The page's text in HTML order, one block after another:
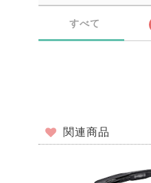
すべて
関連商品